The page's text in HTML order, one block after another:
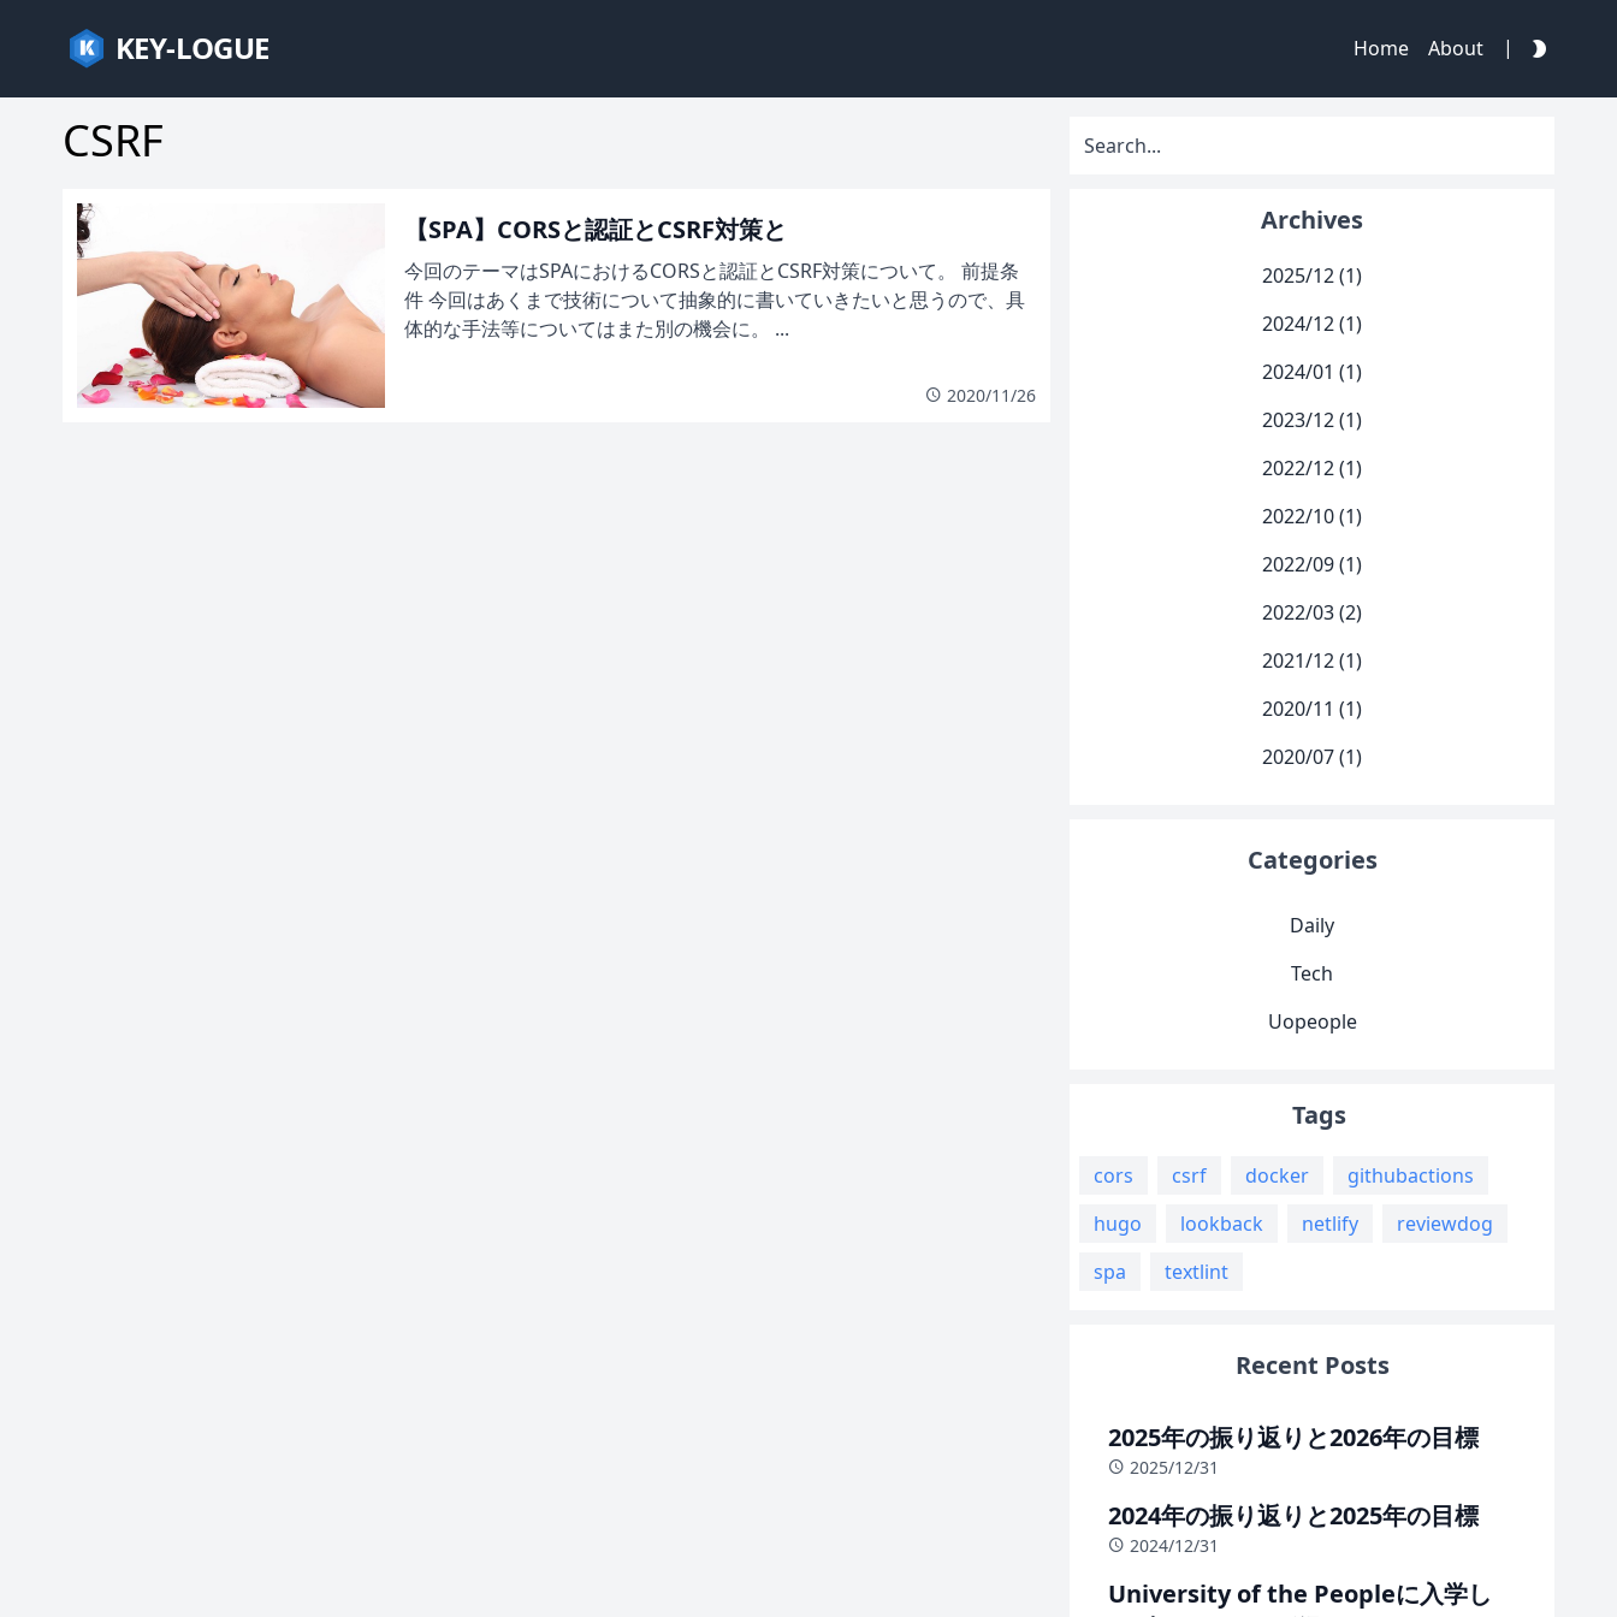
KEY-LOGUE Home About |
CSRF
【SPA】CORSと認証とCSRF対策と
今回のテーマはSPAにおけるCORSと認証とCSRF対策について。 前提条
件 今回はあくまで技術について抽象的に書いていきたいと思うので、具
体的な手法等についてはまた別の機会に。 ...
2020/11/26
Archives
2025/12 (1)
2024/12 (1)
2024/01 (1)
2023/12 (1)
2022/12 (1)
2022/10 (1)
2022/09 (1)
2022/03 (2)
2021/12 (1)
2020/11 (1)
2020/07 (1)
Categories
Daily
Tech
Uopeople
Tags
cors csrf docker
githubactions
hugo
lookback netlify
reviewdog
spa
textlint
Recent Posts
2025年の振り返りと2026年の目標
2025/12/31
2024年の振り返りと2025年の目標
2024/12/31
University of the Peopleに入学し